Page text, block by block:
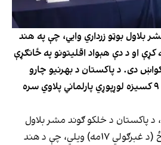
بلاول بوټو زرداري وايي، چې په هند
او د دې هېواد اقلیتونو په ځانګړې
دی. د پاکستان د بهرنیو چارو
پخوانی وزیر بلاول بوټو له ۹ کسیزه لوړپوړي پارلماني پلاوي سره
پاکستان د خلکو ګوند مشر بلاول
بوټو زرداري د شنبه په ورځ (د غبرګولي ۱۷مه) ویلي، چې د هند